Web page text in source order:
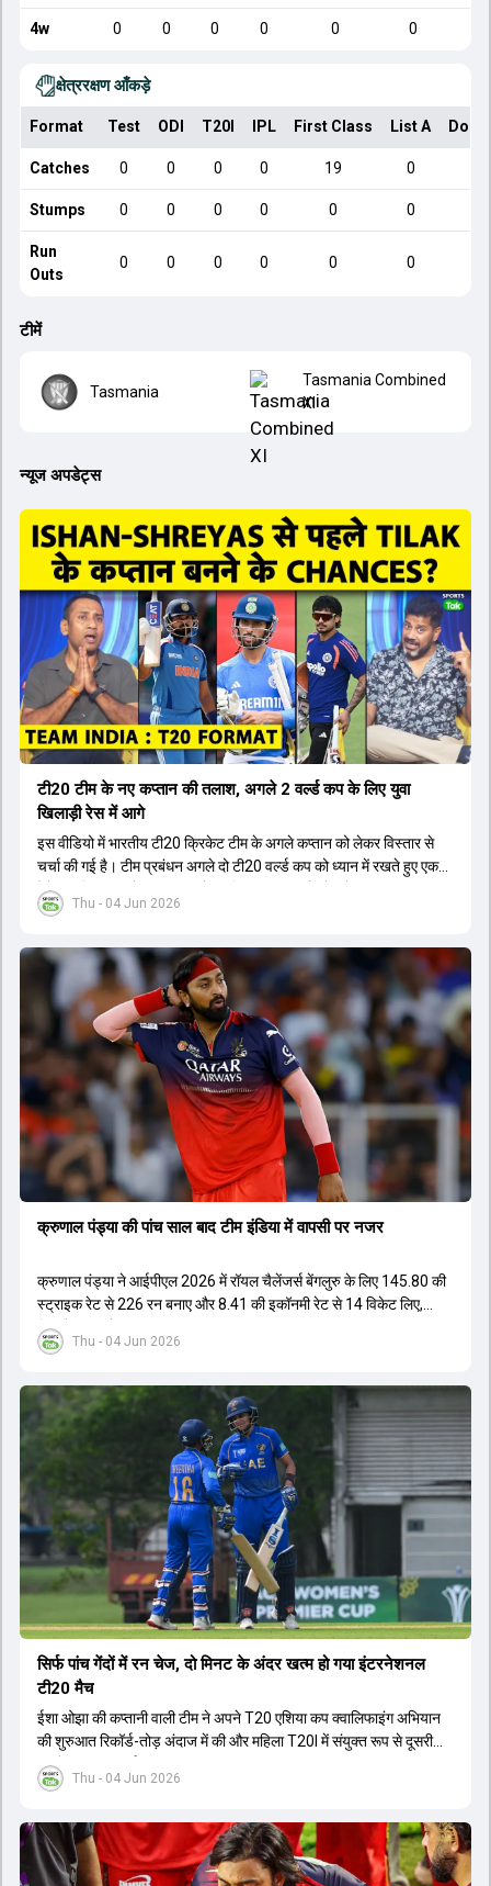
4w 0 0 0 0 0 0
क्षेत्ररक्षण आँकड़े
Format Test ODI T20I IPL First Class List A
Catches 0 0 0 0 19 0
Stumps 0 0 0 0 0 0
Run
Outs
0 0 0 0 0 0
टीमें
Tasmania
Tasmania Combined
XI
न्यूज अपडेट्स
Thu - 04 Jun 2026
टी20 टीम के नए कप्तान की तलाश, अगले 2 वर्ल्ड कप के लिए युवा
खिलाड़ी रेस में आगे
इस वीडियो में भारतीय टी20 क्रिकेट टीम के अगले कप्तान को लेकर विस्तार से
चर्चा की गई है। टीम प्रबंधन अगले दो टी20 वर्ल्ड कप को ध्यान में रखते हुए एक
ऐसे युवा खिलाड़ी को कप्तान बनाने पर विचार कर रहा है जो लंबे समय तक टीम का
नेतृत्व कर सके। चर्चा में बताया गया है कि टी20 टीम को टेस्ट और वनडे टीम से
घरेलू क्रिकेट में कप्तानी का अनुभव है, जबकि कुछ ऐसे भी हैं जिनके पास अनुभव
नहीं है लेकिन उम्र उनके पक्ष में है। दूसरी ओर, कई दिग्गज और अनुभवी खिलाड़ी
इस कप्तानी की दौड़ से बाहर बताए जा रहे हैं। विकेटकीपर की भूमिका को लेकर भी
स्पष्टता दी गई है कि टी20 में ओपनिंग करने वाले विकेटकीपर को ही प्राथमिकता दी
जाएगी। टीम का मुख्य लक्ष्य एक ऐसा कप्तान चुनना है जो अगले चार से आठ साल
तक टीम की कमान संभाल सके।
Thu - 04 Jun 2026
क्रुणाल पंड्या की पांच साल बाद टीम इंडिया में वापसी पर नजर
क्रुणाल पंड्या ने आईपीएल 2026 में रॉयल चैलेंजर्स बेंगलुरु के लिए 145.80 की
स्ट्राइक रेट से 226 रन बनाए और 8.41 की इकॉनमी रेट से 14 विकेट लिए,
जिससे RCB ने अपना लगातार दूसरा IPL टाइटल जीता.
Thu - 04 Jun 2026
सिर्फ पांच गेंदों में रन चेज, दो मिनट के अंदर खत्म हो गया इंटरनेशनल
टी20 मैच
ईशा ओझा की कप्तानी वाली टीम ने अपने T20 एशिया कप क्वालिफाइंग अभियान
की शुरुआत रिकॉर्ड-तोड़ अंदाज में की और महिला T20I में संयुक्त रूप से दूसरी
सबसे बड़ी जीत दर्ज की.